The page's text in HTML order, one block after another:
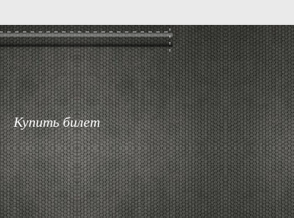
Купить билет